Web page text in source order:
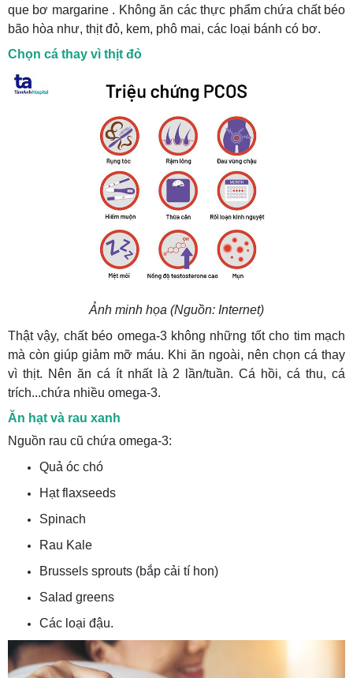
que bơ margarine . Không ăn các thực phẩm chứa chất béo
bão hòa như, thịt đỏ, kem, phô mai, các loại bánh có bơ.
Chọn cá thay vì thịt đỏ
Ảnh minh họa (Nguồn: Internet)
Thật vậy, chất béo omega-3 không những tốt cho tim mạch
mà còn giúp giảm mỡ máu. Khi ăn ngoài, nên chọn cá thay
vì thịt. Nên ăn cá ít nhất là 2 lần/tuần. Cá hồi, cá thu, cá
trích...chứa nhiều omega-3.
Ăn hạt và rau xanh
Nguồn rau cũ chứa omega-3:
Quả óc chó
Hạt flaxseeds
Spinach
Rau Kale
Brussels sprouts (bắp cải tí hon)
Salad greens
Các loại đậu.